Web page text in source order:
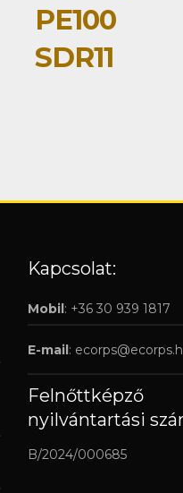
PE100
SDR11
Kapcsolat:
Mobil: +36 30 939 1817
E-mail:
Felnőttképző
nyilvántartási
B/2024/000685